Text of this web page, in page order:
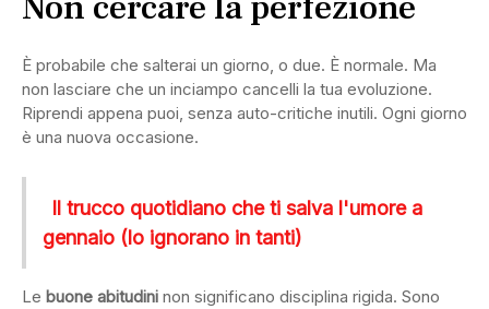
È probabile che salterai un giorno, o due. È normale. Ma
non lasciare che un inciampo cancelli la tua evoluzione.
Riprendi appena puoi, senza auto-critiche inutili. Ogni giorno
è una nuova occasione.
Il trucco quotidiano che ti salva l'umore a
gennaio (lo ignorano in tanti)
Le buone abitudini non significano disciplina rigida. Sono